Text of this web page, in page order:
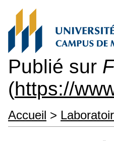
Publié sur
(https://
Accueil >